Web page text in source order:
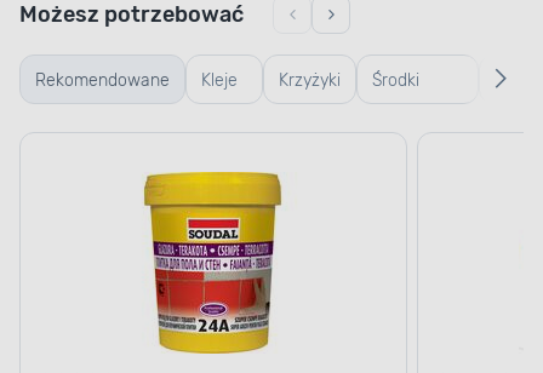
Rekomendowane Kleje
do
płytek
Krzyżyki
i kliny
Środki
czyszczące
Możesz potrzebować